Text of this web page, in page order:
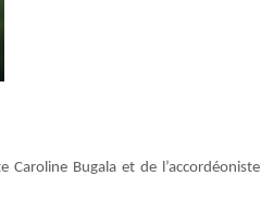
Bugala et de l’accordéoniste